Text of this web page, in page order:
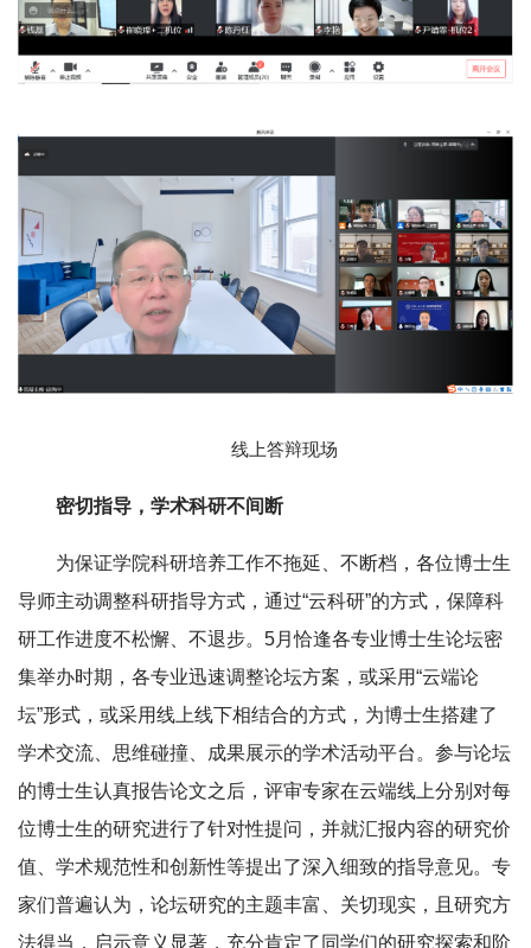
线上答辩现场
密切指导，学术科研不间断
为保证学院科研培养工作不拖延、不断档，各位博士生
导师主动调整科研指导方式，通过“云科研”的方式，保障科
研工作进度不松懈、不退步。5月恰逢各专业博士生论坛密
集举办时期，各专业迅速调整论坛方案，或采用“云端论
坛”形式，或采用线上线下相结合的方式，为博士生搭建了
学术交流、思维碰撞、成果展示的学术活动平台。参与论坛
的博士生认真报告论文之后，评审专家在云端线上分别对每
位博士生的研究进行了针对性提问，并就汇报内容的研究价
值、学术规范性和创新性等提出了深入细致的指导意见。专
家们普遍认为，论坛研究的主题丰富、关切现实，且研究方
法得当，启示意义显著，充分肯定了同学们的研究探索和阶